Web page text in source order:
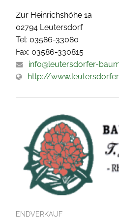
Zur Heinrichshöhe 1a
02794 Leutersdorf
Tel: 03586-33080
Fax: 03586-330815
info@leutersdorfer-
http://
ENDVERKAUF